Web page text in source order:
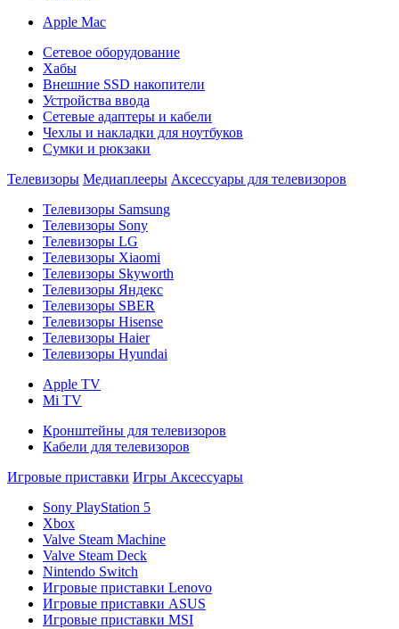
Apple Mac
Сетевое оборудование
Хабы
Внешние SSD накопители
Устройства ввода
Сетевые адаптеры и кабели
Чехлы и накладки для ноутбуков
Сумки и рюкзаки
Телевизоры Медиаплееры Аксессуары для телевизоров
Телевизоры Samsung
Телевизоры Sony
Телевизоры LG
Телевизоры Xiaomi
Телевизоры Skyworth
Телевизоры Яндекс
Телевизоры SBER
Телевизоры Hisense
Телевизоры Haier
Телевизоры Hyundai
Apple TV
Mi TV
Кронштейны для телевизоров
Кабели для телевизоров
Игровые приставки Игры Аксессуары
Sony PlayStation 5
Xbox
Valve Steam Machine
Valve Steam Deck
Nintendo Switch
Игровые приставки Lenovo
Игровые приставки ASUS
Игровые приставки MSI